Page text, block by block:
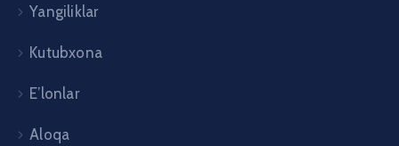
Yangiliklar
Kutubxona
E’lonlar
Aloqa